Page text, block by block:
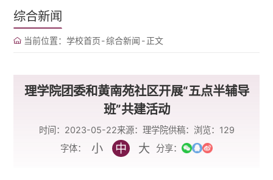
综合新闻
当前位置： 学校首页-综合新闻 -正文
理学院团委和黄南苑社区开展“五点半辅导
班”共建活动
时间：2023-05-22来源：理学院供稿： 浏览： 129
字体：
小 中 大 分享：